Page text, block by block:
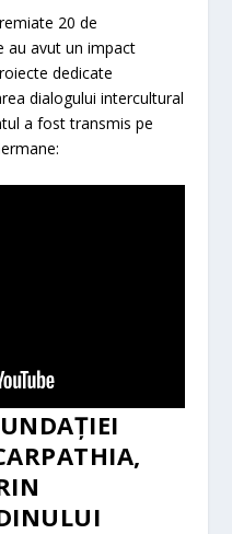
20 de
au avut un impact
dedicate
dialogului intercultural
a fost transmis pe